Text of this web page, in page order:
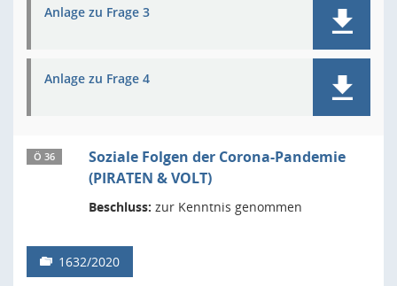
Anlage zu Frage 3
Anlage zu Frage 4
Ö 36
Soziale Folgen der Corona-Pandemie
(PIRATEN & VOLT)
Beschluss: zur Kenntnis genommen
1632/2020